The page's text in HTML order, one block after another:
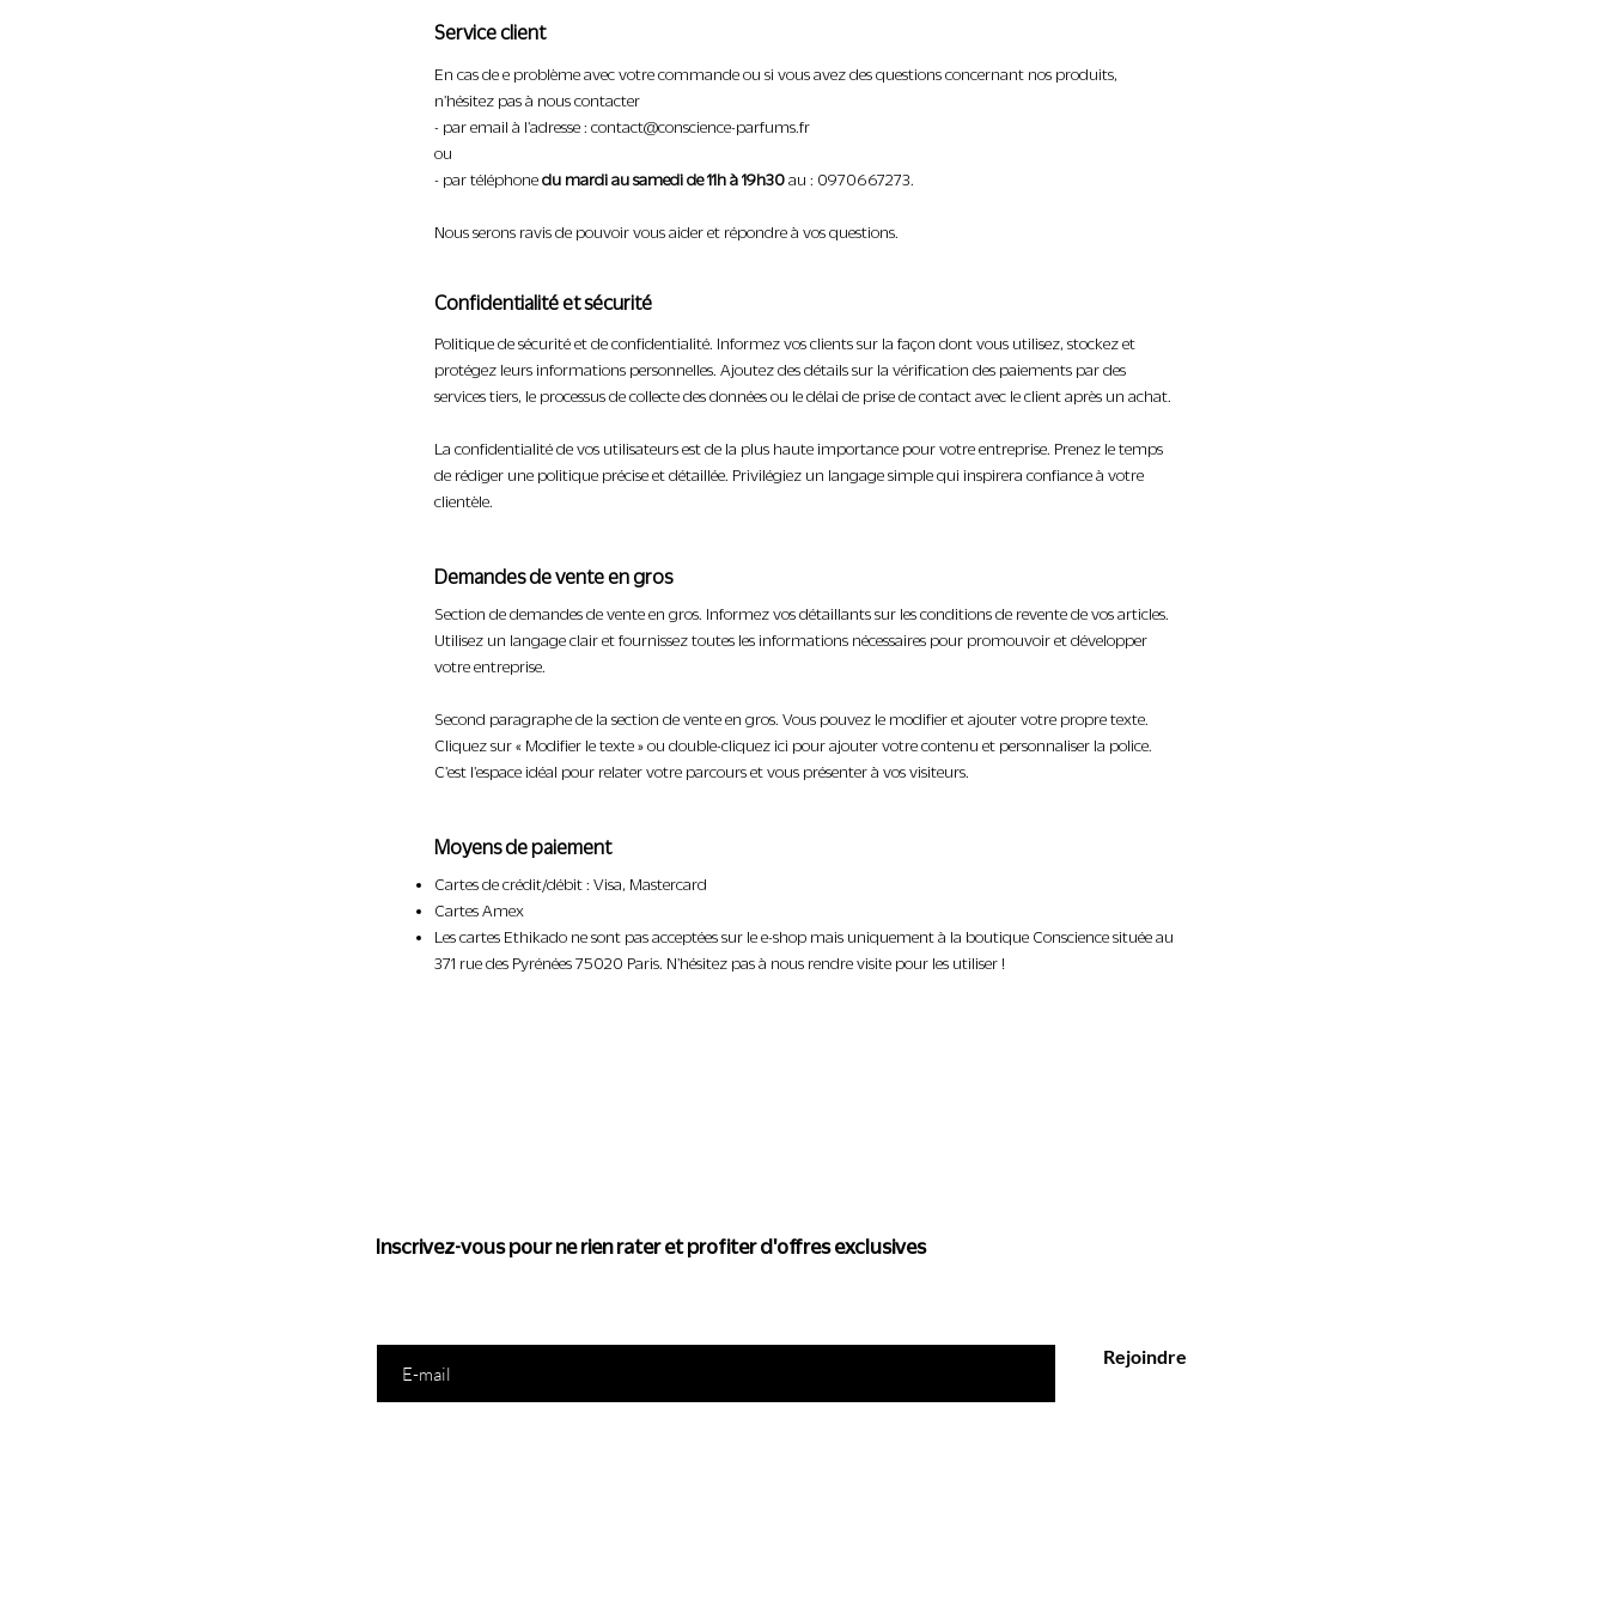
Service client
En cas de e problème avec votre commande ou si vous avez des questions concernant nos produits,
n'hésitez pas à nous contacter
- par email à l'adresse : contact@conscience-parfums.fr
ou
- par téléphone du mardi au samedi de 11h à 19h30 au : 0970667273.
Nous serons ravis de pouvoir vous aider et répondre à vos questions.
Confidentialité et sécurité
Politique de sécurité et de confidentialité. Informez vos clients sur la façon dont vous utilisez, stockez et
protégez leurs informations personnelles. Ajoutez des détails sur la vérification des paiements par des
services tiers, le processus de collecte des données ou le délai de prise de contact avec le client après un achat.
La confidentialité de vos utilisateurs est de la plus haute importance pour votre entreprise. Prenez le temps
de rédiger une politique précise et détaillée. Privilégiez un langage simple qui inspirera confiance à votre
clientèle.​
Demandes de vente en gros
Section de demandes de vente en gros. Informez vos détaillants sur les conditions de revente de vos articles.
Utilisez un langage clair et fournissez toutes les informations nécessaires pour promouvoir et développer
votre entreprise.
Second paragraphe de la section de vente en gros. Vous pouvez le modifier et ajouter votre propre texte.
Cliquez sur « Modifier le texte » ou double-cliquez ici pour ajouter votre contenu et personnaliser la police.
C'est l'espace idéal pour relater votre parcours et vous présenter à vos visiteurs.
Moyens de paiement
Cartes de crédit/débit : Visa, Mastercard
Cartes Amex
Les cartes Ethikado ne sont pas acceptées sur le e-shop mais uniquement à la boutique Conscience située au
371 rue des Pyrénées 75020 Paris. N'hésitez pas à nous rendre visite pour les utiliser !
Inscrivez-vous pour ne rien rater et profiter d'offres exclusives
Rejoindre